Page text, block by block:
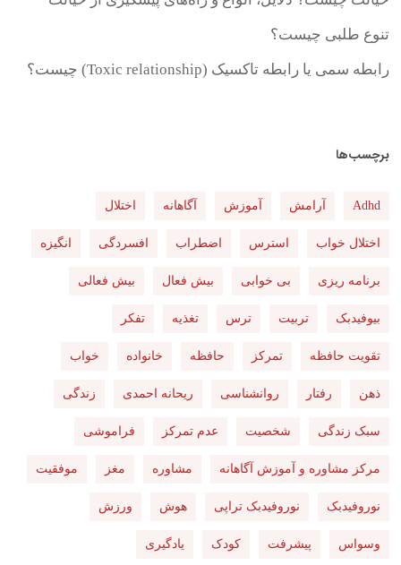
تنوع طلبی چیست؟
رابطه سمی یا رابطه تاکسیک (Toxic relationship) چیست؟
برچسب‌ها
Adhd آرامش آموزش آگاهانه اختلال
اختلال خواب استرس اضطراب افسردگی انگیزه
برنامه ریزی بی خوابی بیش فعال بیش فعالی
بیوفیدبک تربیت ترس تغذیه تفکر
تقویت حافظه تمرکز حافظه خانواده خواب
ذهن رفتار روانشناسی ریحانه احمدی زندگی
سبک زندگی شخصیت عدم تمرکز فراموشی
مرکز مشاوره و آموزش آگاهانه مشاوره مغز موفقیت
نوروفیدبک نوروفیدبک تراپی هوش ورزش
وسواس پیشرفت کودک یادگیری